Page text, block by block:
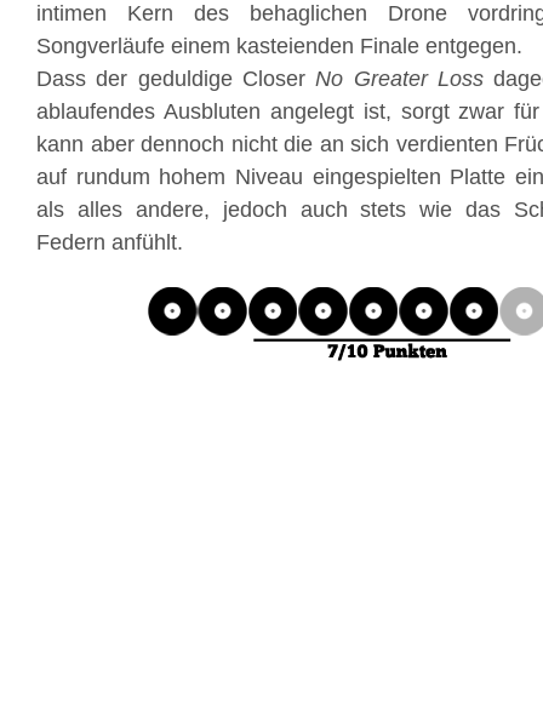
intimen Kern des behaglichen Drone
Songverläufe einem kasteienden Finale entgegen.
Dass der geduldige CloserNo Greater Loss
ablaufendes Ausbluten angelegt ist, sorgt zwar
kann aber dennoch nicht die an sich verdienten
auf rundum hohem Niveau eingespielten Platte
als alles andere, jedoch auch stets wie das
Federn anfühlt.